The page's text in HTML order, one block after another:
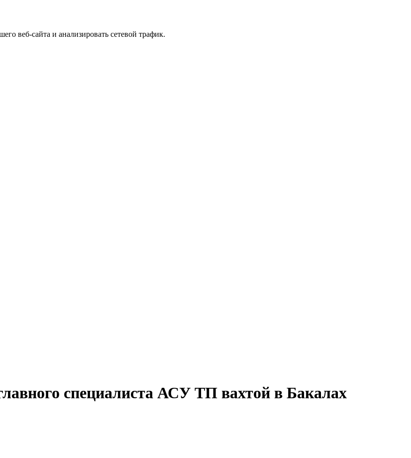
веб-сайта и анализировать сетевой трафик.
специалиста АСУ ТП вахтой в Бакалах